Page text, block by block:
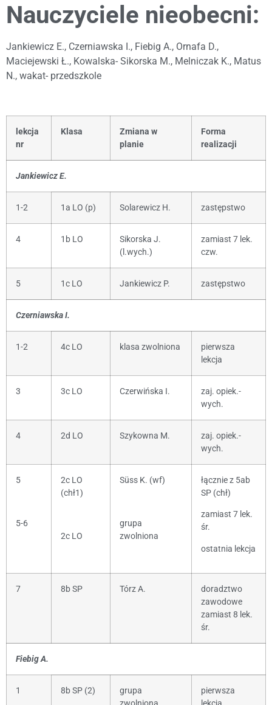
Nauczyciele nieobecni:
Jankiewicz E., Czerniawska I., Fiebig A., Ornafa D.,
Maciejewski Ł., Kowalska- Sikorska M., Melniczak K., Matus
N., wakat- przedszkole
lekcja
nr
Klasa
Zmiana w
planie
Forma
realizacji
Jankiewicz E.
1-2 1a LO (p) Solarewicz H. zastępstwo
4 1b LO
Sikorska J.
(l.wych.)
zamiast 7 lek.
czw.
5 1c LO Jankiewicz P. zastępstwo
Czerniawska I.
1-2 4c LO klasa zwolniona
pierwsza
lekcja
3 3c LO Czerwińska I.
zaj. opiek.-
wych.
4 2d LO Szykowna M.
zaj. opiek.-
wych.
5
5-6
2c LO
(chł1)
2c LO
Süss K. (wf)
grupa
zwolniona
łącznie z 5ab
SP (chł)
zamiast 7 lek.
śr.
ostatnia lekcja
7 8b SP Tórz A.
doradztwo
zawodowe
zamiast 8 lek.
śr.
Fiebig A.
1 8b SP (2)
grupa
pierwsza